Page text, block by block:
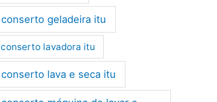
conserto geladeira itu
conserto lavadora itu
conserto lava e seca itu